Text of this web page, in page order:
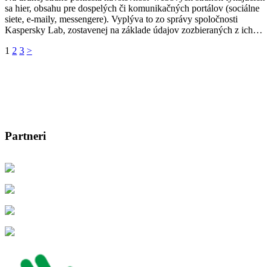
sa hier, obsahu pre dospelých či komunikačných portálov (sociálne
siete, e-maily, messengere). Vyplýva to zo správy spoločnosti
Kaspersky Lab, zostavenej na základe údajov zozbieraných z ich…
Stránkovanie
1 2 3 >
Partneri